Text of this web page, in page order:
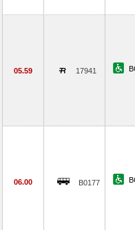
05.59 17941
06.00 B0177